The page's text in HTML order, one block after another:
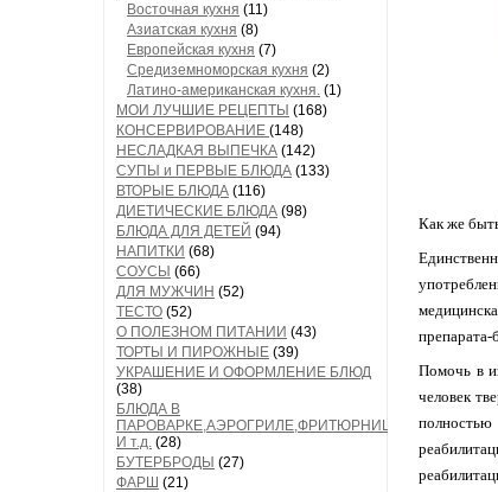
Восточная кухня (11)
Азиатская кухня (8)
Европейская кухня (7)
Средиземноморская кухня (2)
Латино-американская кухня. (1)
МОИ ЛУЧШИЕ РЕЦЕПТЫ (168)
КОНСЕРВИРОВАНИЕ (148)
НЕСЛАДКАЯ ВЫПЕЧКА (142)
СУПЫ и ПЕРВЫЕ БЛЮДА (133)
ВТОРЫЕ БЛЮДА (116)
ДИЕТИЧЕСКИЕ БЛЮДА (98)
БЛЮДА ДЛЯ ДЕТЕЙ (94)
НАПИТКИ (68)
СОУСЫ (66)
ДЛЯ МУЖЧИН (52)
ТЕСТО (52)
О ПОЛЕЗНОМ ПИТАНИИ (43)
ТОРТЫ И ПИРОЖНЫЕ (39)
УКРАШЕНИЕ И ОФОРМЛЕНИЕ БЛЮД
(38)
БЛЮДА В
ПАРОВАРКЕ,АЭРОГРИЛЕ,ФРИТЮРНИЦЕ
И т.д. (28)
БУТЕРБРОДЫ (27)
ФАРШ (21)
Как же
препарата-
Помочь в
человек